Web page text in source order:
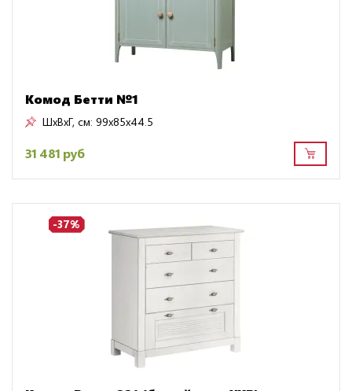
Комод Бетти №1
ШxВxГ, см: 99x85x44.5
31 481 руб
-37%